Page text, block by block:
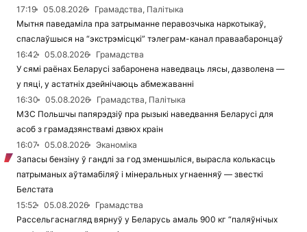
17:19
05.08.2026
Грамадства, Палітыка
Мытня паведаміла пра затрыманне перавозчыка наркотыкаў,
спаслаўшыся на “экстрэмісцкі” тэлеграм-канал праваабаронцаў
16:42
05.08.2026
Грамадства
У сямі раёнах Беларусі забаронена наведваць лясы, дазволена —
у пяці, у астатніх дзейнічаюць абмежаванні
16:30
05.08.2026
Грамадства, Палітыка
МЗС Польшчы папярэдзіў пра рызыкі наведвання Беларусі для
асоб з грамадзянствамі дзвюх краін
16:07
05.08.2026
Эканоміка
Запасы бензіну ў гандлі за год зменшыліся, вырасла колькасць
патрыманых аўтамабіляў і мінеральных угнаенняў — звесткі
Белстата
15:52
05.08.2026
Грамадства
Рассельгаснагляд вярнуў у Беларусь амаль 900 кг “паляўнічых